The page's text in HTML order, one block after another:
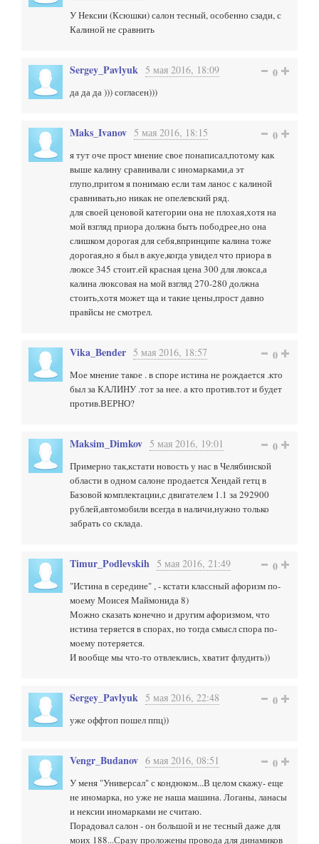
У Нексии (Ксюшки) салон тесный, особенно сзади, с
Калиной не сравнить
Sergey_Pavlyuk 5 мая 2016, 18:09 0
да да да ))) согласен)))
Maks_Ivanov 5 мая 2016, 18:15 0
я тут оче прост мнение свое понаписал,потому как
выше калину сравнивали с иномарками,а эт
глупо,притом я понимаю если там ланос с калиной
сравнивать,но никак не опелевский ряд.
для своей ценовой категории она не плохая,хотя на
мой взгляд приора должна быть пободрее,но она
слишком дорогая для себя,впринципе калина тоже
дорогая,но я был в акуе,когда увидел что приора в
люксе 345 стоит.ей красная цена 300 для люкса,а
калина люксовая на мой взгляд 270-280 должна
стоить,хотя может ща и такие цены,прост давно
правйсы не смотрел.
Vika_Bender 5 мая 2016, 18:57 0
Мое мнение такое . в споре истина не рождается .кто
был за КАЛИНУ .тот за нее. а кто против.тот и будет
против.ВЕРНО?
Maksim_Dimkov 5 мая 2016, 19:01 0
Примерно так,кстати новость у нас в Челябинской
области в одном салоне продается Хендай гетц в
Базовой комплектации,с двигателем 1.1 за 292900
рублей,автомобили всегда в наличи,нужно только
забрать со склада.
Timur_Podlevskih 5 мая 2016, 21:49 0
"Истина в середине" , - кстати классный афоризм по-
моему Моисея Маймонида 8)
Можно сказать конечно и другим афоризмом, что
истина теряется в спорах, но тогда смысл спора по-
моему потеряется.
И вообще мы что-то отвлеклись, хватит флудить))
Sergey_Pavlyuk 5 мая 2016, 22:48 0
уже оффтоп пошел ппц))
Vengr_Budanov 6 мая 2016, 08:51 0
У меня "Универсал" с кондюком...В целом скажу- еще
не иномарка, но уже не наша машина. Логаны, ланасы
и нексии иномарками не считаю.
Порадовал салон - он большой и не тесный даже для
моих 188...Сразу проложены провода для динамиков